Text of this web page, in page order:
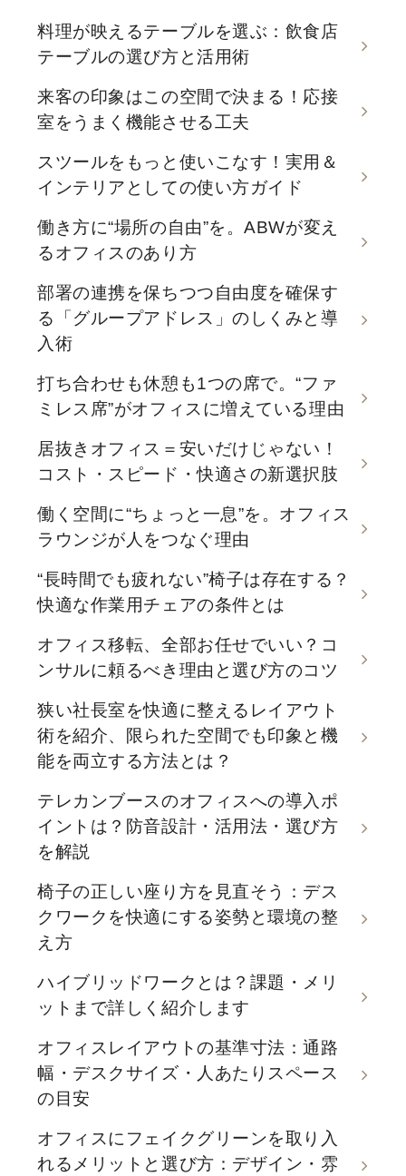
料理が映えるテーブルを選ぶ：飲食店
テーブルの選び方と活用術
来客の印象はこの空間で決まる！応接
室をうまく機能させる工夫
スツールをもっと使いこなす！実用＆
インテリアとしての使い方ガイド
働き方に“場所の自由”を。ABWが変え
るオフィスのあり方
部署の連携を保ちつつ自由度を確保す
る「グループアドレス」のしくみと導
入術
打ち合わせも休憩も1つの席で。“ファ
ミレス席”がオフィスに増えている理由
居抜きオフィス＝安いだけじゃない！
コスト・スピード・快適さの新選択肢
働く空間に“ちょっと一息”を。オフィス
ラウンジが人をつなぐ理由
“長時間でも疲れない”椅子は存在する？
快適な作業用チェアの条件とは
オフィス移転、全部お任せでいい？コ
ンサルに頼るべき理由と選び方のコツ
狭い社長室を快適に整えるレイアウト
術を紹介、限られた空間でも印象と機
能を両立する方法とは？
テレカンブースのオフィスへの導入ポ
イントは？防音設計・活用法・選び方
を解説
椅子の正しい座り方を見直そう：デス
クワークを快適にする姿勢と環境の整
え方
ハイブリッドワークとは？課題・メリ
ットまで詳しく紹介します
オフィスレイアウトの基準寸法：通路
幅・デスクサイズ・人あたりスペース
の目安
オフィスにフェイクグリーンを取り入
れるメリットと選び方：デザイン・雰